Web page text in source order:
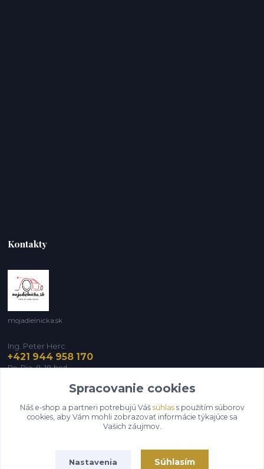
Kontakty
mojadielnicka.sk
Ing. Peter Herc
+421 944 958 170
Po-Pia, 8-18 hod.
infomojadielnicka@gmail.com
Spracovanie cookies
Náš e-shop a partneri potrebujú Váš súhlass použitím súborov
cookies, aby Vám mohli zobrazovať informácie týkajúce sa
Vašich záujmov.
Nastavenia Súhlasím